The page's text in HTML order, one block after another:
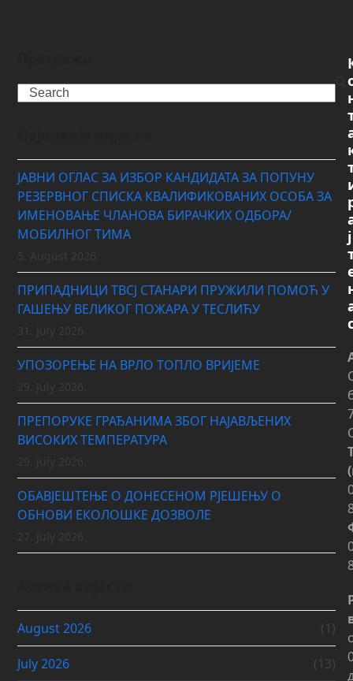
Search
ЈАВНИ ОГЛАС ЗА ИЗБОР КАНДИДАТА ЗА ПОПУНУ
РЕЗЕРВНОГ СПИСКА КВАЛИФИКОВАНИХ ОСОБА ЗА
ИМЕНОВАЊЕ ЧЛАНОВА БИРАЧКИХ ОДБОРА/
МОБИЛНОГ ТИМА
ПРИПАДНИЦИ ТВСЈ СТАНАРИ ПРУЖИЛИ ПОМОЋ У
ГАШЕЊУ ВЕЛИКОГ ПОЖАРА У ТЕСЛИЋУ
УПОЗОРЕЊЕ НА ВРЛО ТОПЛО ВРИЈЕМЕ
ПРЕПОРУКЕ ГРАЂАНИМА ЗБОГ НАЈАВЉЕНИХ
ВИСОКИХ ТЕМПЕРАТУРА
ОБАВЈЕШТЕЊЕ О ДОНЕСЕНОМ РЈЕШЕЊУ О
ОБНОВИ ЕКОЛОШКЕ ДОЗВОЛЕ
August 2026 (1)
July 2026 (13)
ј